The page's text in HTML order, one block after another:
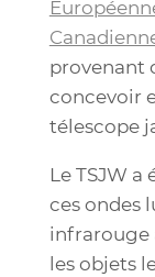
provenant
concevoir
télescope
Le TSJW
ces ondes
infrarouge
les objets